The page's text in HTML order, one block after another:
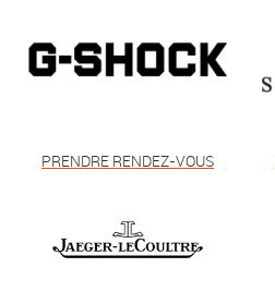
PRENDRE RENDEZ-VOUS